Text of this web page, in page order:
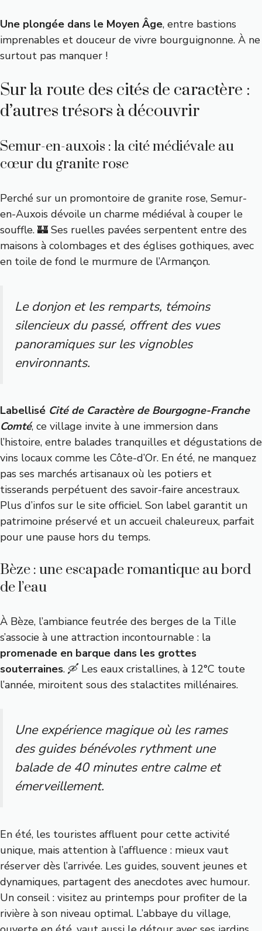
Une plongée dans le Moyen Âge, entre bastions
imprenables et douceur de vivre bourguignonne. À ne
surtout pas manquer !
Sur la route des cités de caractère :
d’autres trésors à découvrir
Semur-en-auxois : la cité médiévale au
cœur du granite rose
Perché sur un promontoire de granite rose, Semur-
en-Auxois dévoile un charme médiéval à couper le
souffle. 🏰 Ses ruelles pavées serpentent entre des
maisons à colombages et des églises gothiques, avec
en toile de fond le murmure de l’Armançon.
Le donjon et les remparts, témoins
silencieux du passé, offrent des vues
panoramiques sur les vignobles
environnants.
Labellisé Cité de Caractère de Bourgogne-Franche
Comté, ce village invite à une immersion dans
l’histoire, entre balades tranquilles et dégustations de
vins locaux comme les Côte-d’Or. En été, ne manquez
pas ses marchés artisanaux où les potiers et
tisserands perpétuent des savoir-faire ancestraux.
Plus d’infos sur le site officiel. Son label garantit un
patrimoine préservé et un accueil chaleureux, parfait
pour une pause hors du temps.
Bèze : une escapade romantique au bord
de l’eau
À Bèze, l’ambiance feutrée des berges de la Tille
s’associe à une attraction incontournable : la
promenade en barque dans les grottes
souterraines. 🛶 Les eaux cristallines, à 12°C toute
l’année, miroitent sous des stalactites millénaires.
Une expérience magique où les rames
des guides bénévoles rythment une
balade de 40 minutes entre calme et
émerveillement.
En été, les touristes affluent pour cette activité
unique, mais attention à l’affluence : mieux vaut
réserver dès l’arrivée. Les guides, souvent jeunes et
dynamiques, partagent des anecdotes avec humour.
Un conseil : visitez au printemps pour profiter de la
rivière à son niveau optimal. L’abbaye du village,